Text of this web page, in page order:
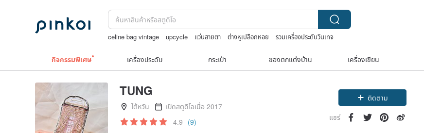
celine bag vintage upcycle แว่นสายตา ต่างหูเปลือกหอย
รวมเครื่องประดับวินเทจ
กิจกรรมพิเศษ เครื่องประดับ กระเป๋า ของตกแต่งบ้าน เครื่องเขียน
TUNG
ไต้หวัน
เปิดสตูดิโอเมื่อ 2017
4.9 (9)
ติดตาม
แชร์